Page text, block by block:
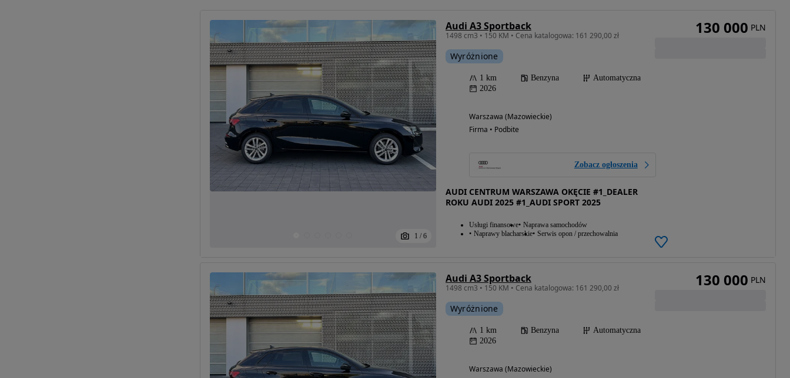
1 / 6
Audi A3 Sportback
1498 cm3 • 150 KM • Cena katalogowa: 161 290,00 zł
Wyróżnione
1 km Benzyna
Automatyczna
2026
Warszawa (Mazowieckie)
Firma • Podbite
Zobacz ogłoszenia
AUDI CENTRUM WARSZAWA OKĘCIE #1_DEALER
ROKU AUDI 2025 #1_AUDI SPORT 2025
Usługi finansowe Naprawa samochodów
Naprawy blacharskie Serwis opon / przechowalnia
130 000 PLN
Audi A3 Sportback
1498 cm3 • 150 KM • Cena katalogowa: 161 290,00 zł
Wyróżnione
1 km Benzyna
Automatyczna
2026
Warszawa (Mazowieckie)
130 000 PLN